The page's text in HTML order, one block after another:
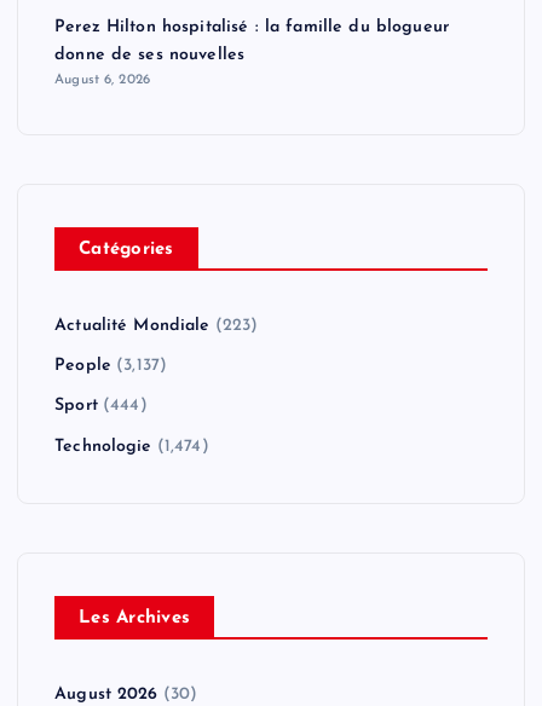
Perez Hilton hospitalisé : la famille du blogueur
donne de ses nouvelles
August 6, 2026
Catégories
Actualité Mondiale (223)
People (3,137)
Sport(444)
Technologie (1,474)
Les Archives
August 2026 (30)